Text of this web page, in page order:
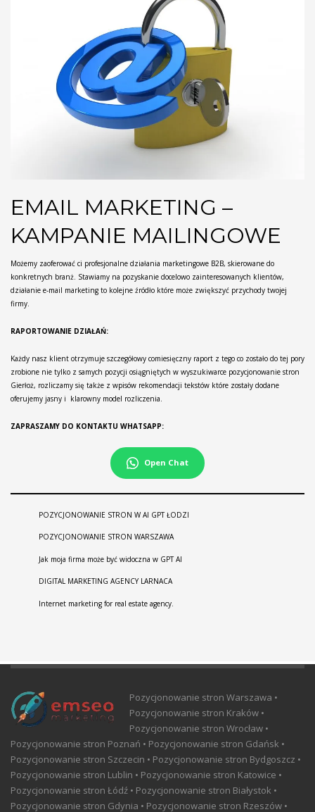
EMAIL MARKETING –
KAMPANIE MAILINGOWE
Możemy zaoferować ci profesjonalne działania marketingowe B2B, skierowane do
konkretnych branż. Stawiamy na pozyskanie docelowo zainteresowanych klientów,
działanie e-mail marketing to kolejne źródło które może zwiększyć przychody twojej
firmy.
RAPORTOWANIE DZIAŁAŃ:
Każdy nasz klient otrzymuje szczegółowy comiesięczny raport z tego co zostało do tej pory
zrobione nie tylko z samych pozycji osiągniętych w wyszukiwarce pozycjonowanie stron
Gierłoż, rozliczamy się także z wpisów rekomendacji tekstów które zostały dodane
oferujemy jasny i klarowny model rozliczenia.
ZAPRASZAMY DO KONTAKTU WHATSAPP:
Open Chat
POZYCJONOWANIE STRON W AI GPT ŁODZI
POZYCJONOWANIE STRON WARSZAWA
Jak moja firma może być widoczna w GPT AI
DIGITAL MARKETING AGENCY LARNACA
Internet marketing for real estate agency.
Pozycjonowanie stron Warszawa •
Pozycjonowanie stron Kraków •
Pozycjonowanie stron Wrocław •
Pozycjonowanie stron Poznań • Pozycjonowanie stron Gdańsk •
Pozycjonowanie stron Szczecin • Pozycjonowanie stron Bydgoszcz •
Pozycjonowanie stron Lublin • Pozycjonowanie stron Katowice •
Pozycjonowanie stron Łódź • Pozycjonowanie stron Białystok •
Pozycjonowanie stron Gdynia • Pozycjonowanie stron Rzeszów •